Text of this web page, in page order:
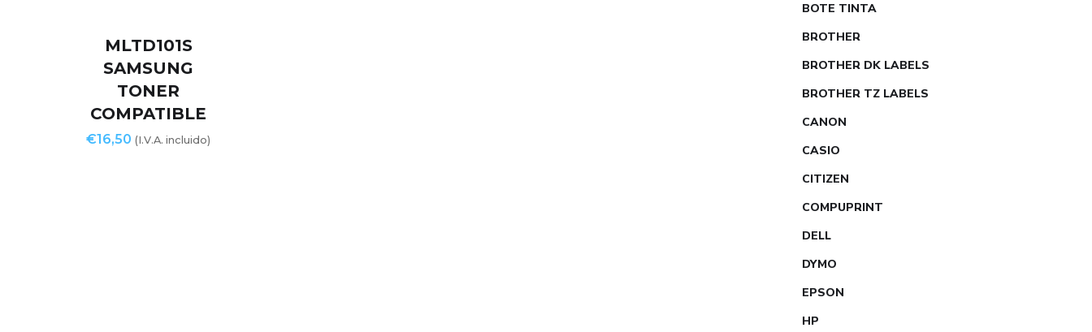
MLTD101S
SAMSUNG
TONER
COMPATIBLE
€16,50 (I.V.A. incluido)
BOTE TINTA
BROTHER
BROTHER DK LABELS
BROTHER TZ LABELS
CANON
CASIO
CITIZEN
COMPUPRINT
DELL
DYMO
EPSON
HP